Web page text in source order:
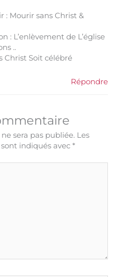
: Mourir sans Christ &
: L’enlèvement de L’église
..
Christ Soit célébré
Répondre
sera pas publiée. Les
indiqués avec *